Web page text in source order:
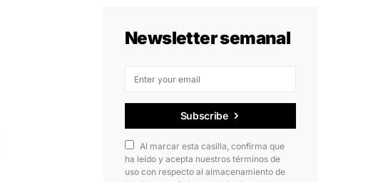
Newsletter semanal
Subscribe
Al marcar esta casilla, confirma que
ha leído y acepta nuestros términos de
uso con respecto al almacenamiento de